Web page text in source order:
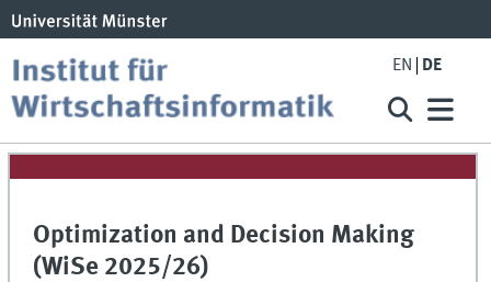
EN DE
Optimization and Decision Making
(WiSe 2025/26)